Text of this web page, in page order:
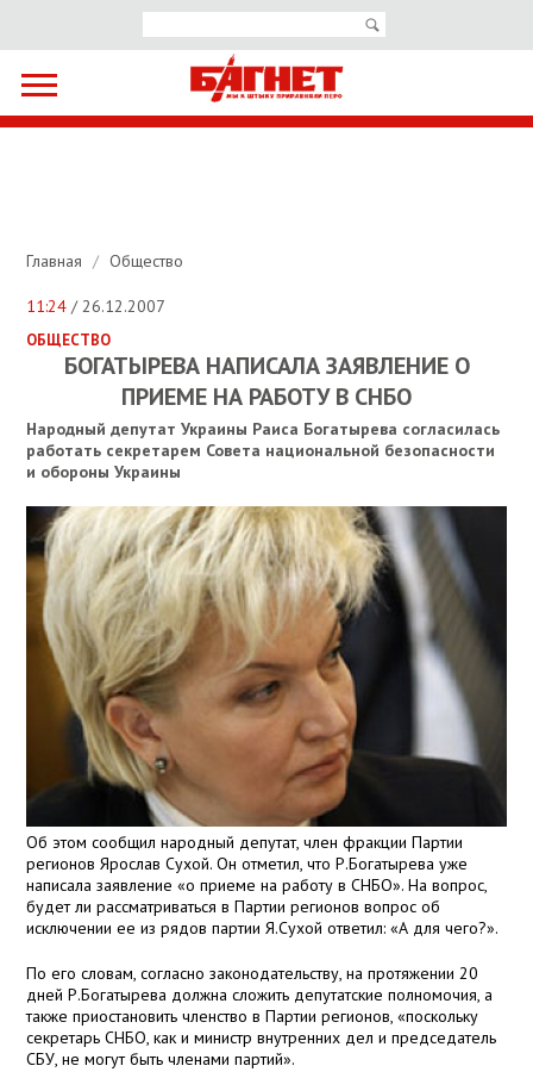
Главная / Общество
11:24 / 26.12.2007
ОБЩЕСТВО
БОГАТЫРЕВА НАПИСАЛА ЗАЯВЛЕНИЕ О
ПРИЕМЕ НА РАБОТУ В СНБО
Народный депутат Украины Раиса Богатырева согласилась
работать секретарем Совета национальной безопасности
и обороны Украины
Об этом сообщил народный депутат, член фракции Партии
регионов Ярослав Сухой. Он отметил, что Р.Богатырева уже
написала заявление «о приеме на работу в СНБО». На вопрос,
будет ли рассматриваться в Партии регионов вопрос об
исключении ее из рядов партии Я.Сухой ответил: «А для чего?».
По его словам, согласно законодательству, на протяжении 20
дней Р.Богатырева должна сложить депутатские полномочия, а
также приостановить членство в Партии регионов, «поскольку
секретарь СНБО, как и министр внутренних дел и председатель
СБУ, не могут быть членами партий».